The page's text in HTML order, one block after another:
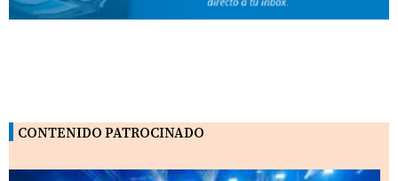
CONTENIDO PATROCINADO